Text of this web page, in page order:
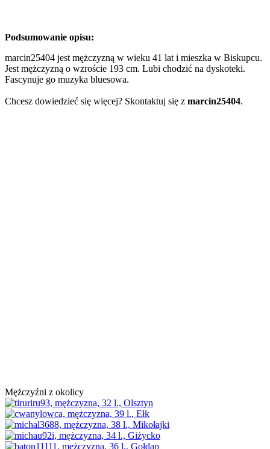
Podsumowanie opisu:
marcin25404 jest mężczyzną w wieku 41 lat i mieszka w Biskupcu.
Jest mężczyzną o wzroście 193 cm. Lubi chodzić na dyskoteki.
Fascynuje go muzyka bluesowa.
Chcesz dowiedzieć się więcej? Skontaktuj się z marcin25404.
Mężczyźni z okolicy